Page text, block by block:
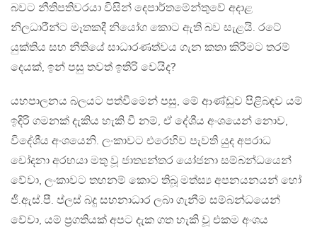
බවට නීතිපතිවරයා විසින් දෙපාර්තමේන්තුවේ අදාළ
නිලධාරීන්ට මෑතකදී නියෝග කොට ඇති බව සැළයි. රටේ
යුක්තිය සහ නීතියේ සාධාරණත්වය ගැන කතා කිරීමට තරම්
දෙයක්, ඉන් පසු තවත් ඉතිරි වෙයිද?
යහපාලනය බලයට පත්වීමෙන් පසු, මේ ආණ්ඩුව පිළිබඳව යම්
ඉදිරි ගමනක් දැකිය හැකි වී නම්, ඒ දේශීය අංශයෙන් නොව,
විදේශීය අංශයෙනි. ලංකාවට එරෙහිව පැවති යුද අපරාධ
චෝදනා අරභයා මතු වූ ජාත්‍යන්තර යෝජනා සම්බන්ධයෙන්
වේවා, ලංකාවට තහනම් කොට තිබූ මත්ස්‍ය අපනයනයන් හෝ
ජී.ඇස්.පී. ප්ලස් බදු සහනාධාර ලබා ගැනීම සම්බන්ධයෙන්
වේවා, යම් ප‍්‍රගතියක් අපට දැක ගත හැකි වූ එකම අංශය